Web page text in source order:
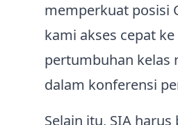
memperkuat posisi
kami akses cepat
pertumbuhan kelas
dalam konferensi
Selain itu, SIA